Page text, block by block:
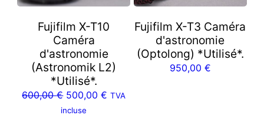
Fujifilm X-T10
Caméra
d'astronomie
(Astronomik L2)
*Utilisé*.
600,00€ Le
prix
500,00€ Le
TVA
incluse
Fujifilm X-T3 Caméra
d'astronomie
(Optolong) *Utilisé*.
950,00 €